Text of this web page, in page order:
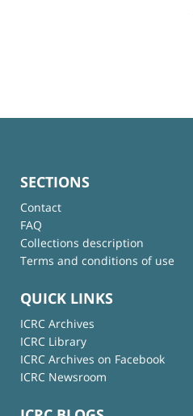
SECTIONS
Contact
FAQ
Collections description
Terms and conditions of use
QUICK LINKS
ICRC Archives
ICRC Library
ICRC Archives on Facebook
ICRC Newsroom